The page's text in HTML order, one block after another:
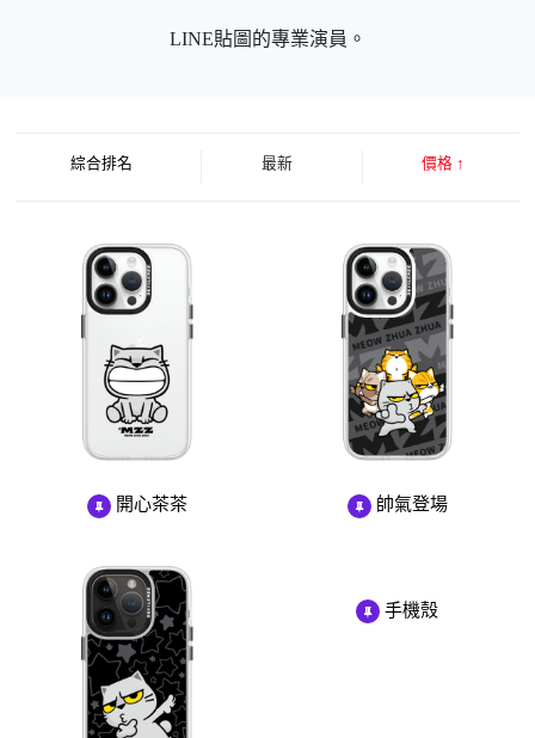
LINE貼圖的專業演員。
綜合排名 最新 價格 ↑
開心茶茶 帥氣登場
手機殼